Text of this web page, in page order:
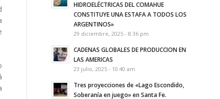
HIDROELÉCTRICAS DEL COMAHUE
CONSTITUYE UNA ESTAFA A TODOS LOS
ARGENTINOS»
29 diciembre, 2025 - 8:36 pm
CADENAS GLOBALES DE PRODUCCION EN
LAS AMERICAS
23 julio, 2025 - 10:40 am
Tres proyecciones de «Lago Escondido,
Soberanía en juego» en Santa Fe.